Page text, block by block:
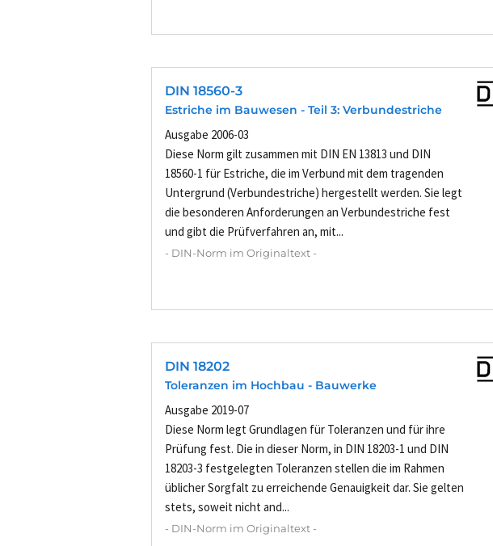
DIN 18560-3
Estriche im Bauwesen - Teil 3: Verbundestriche
Ausgabe 2006-03
Diese Norm gilt zusammen mit DIN EN 13813 und DIN
18560-1 für Estriche, die im Verbund mit dem tragenden
Untergrund (Verbundestriche) hergestellt werden. Sie legt
die besonderen Anforderungen an Verbundestriche fest
und gibt die Prüfverfahren an, mit...
- DIN-Norm im Originaltext -
DIN 18202
Toleranzen im Hochbau - Bauwerke
Ausgabe 2019-07
Diese Norm legt Grundlagen für Toleranzen und für ihre
Prüfung fest. Die in dieser Norm, in DIN 18203-1 und DIN
18203-3 festgelegten Toleranzen stellen die im Rahmen
üblicher Sorgfalt zu erreichende Genauigkeit dar. Sie gelten
stets, soweit nicht and...
- DIN-Norm im Originaltext -